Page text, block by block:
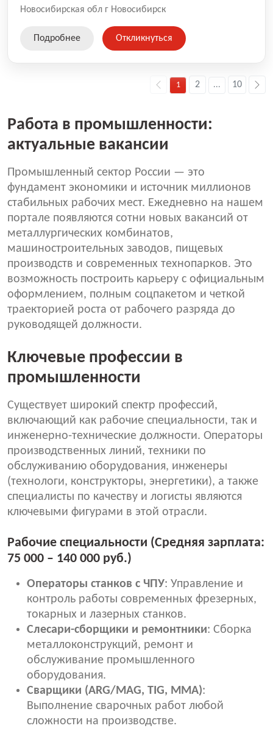
фруктовый лёд). В 2019 году сеть насчитывает более
Усолье-Сибирское, Шелехов, Слюдянка, Новосибирск)
и в Монголии (Улан-Батор).
Новосибирская обл г Новосибирск
Подробнее Откликнуться
1 2 ... 10
Работа в промышленности:
актуальные вакансии
Промышленный сектор России — это
фундамент экономики и источник миллионов
стабильных рабочих мест. Ежедневно на нашем
портале появляются сотни новых вакансий от
металлургических комбинатов,
машиностроительных заводов, пищевых
производств и современных технопарков. Это
возможность построить карьеру с официальным
оформлением, полным соцпакетом и четкой
траекторией роста от рабочего разряда до
руководящей должности.
Ключевые профессии в
промышленности
Существует широкий спектр профессий,
включающий как рабочие специальности, так и
инженерно-технические должности. Операторы
производственных линий, техники по
обслуживанию оборудования, инженеры
(технологи, конструкторы, энергетики), а также
специалисты по качеству и логисты являются
ключевыми фигурами в этой отрасли.
Рабочие специальности (Средняя зарплата:
75 000 – 140 000 руб.)
Операторы станков с ЧПУ: Управление и
контроль работы современных фрезерных,
токарных и лазерных станков.
Слесари-сборщики и ремонтники: Сборка
металлоконструкций, ремонт и
обслуживание промышленного
оборудования.
Сварщики (ARG/MAG, TIG, MМA):
Выполнение сварочных работ любой
сложности на производстве.